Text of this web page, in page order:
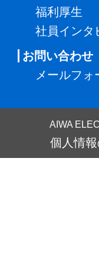
福利厚生
社員インタ
お問い合わせ
メールフォ
AIWA
個人情